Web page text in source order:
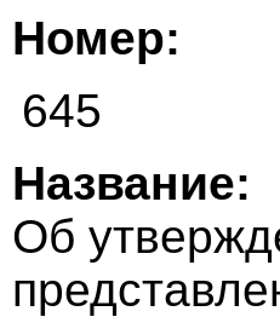
Номер:
645
Название:
Об